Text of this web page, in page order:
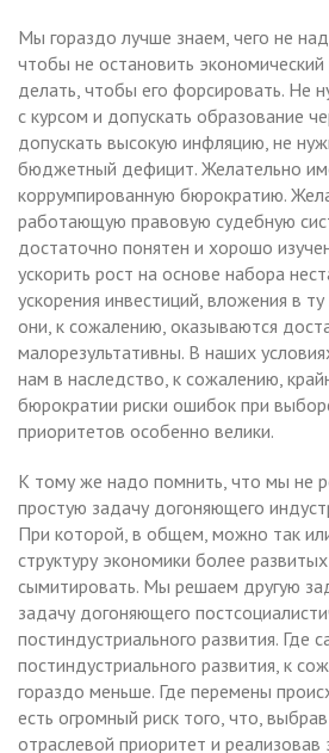
Мы гораздо лучше знаем, чего не
чтобы не остановить
делать, чтобы его форсировать. Не
с курсом и допускать образование
допускать высокую инфляцию, не
бюджетный дефицит. Желательно
коррумпированную бюрократию.
работающую правовую судебную
достаточно понятен и хорошо
ускорить рост на основе набора
ускорения инвестиций, вложения в
они, к сожалению, оказываются
малорезультативны. В наших
нам в наследство, к сожалению,
бюрократии риски ошибок при
приоритетов особенно велики.
К тому же надо помнить, что мы не
простую задачу догоняющего
При которой, в общем, можно так
структуру экономики более
сымитировать. Мы решаем другую
задачу догоняющего
постиндустриального развития. Где
постиндустриального развития, к
гораздо меньше. Где перемены
есть огромный риск того, что,
отраслевой приоритет и